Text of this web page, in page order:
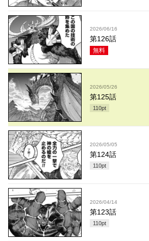
2026/06/16
第126話
無料
2026/05/26
第125話
110pt
2026/05/05
第124話
110pt
2026/04/14
第123話
110pt